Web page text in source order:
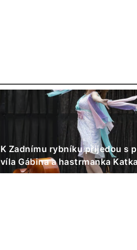
K Zadnímu rybníku přijedou s
víla Gábina a hastrmanka Katka